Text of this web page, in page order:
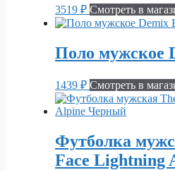
3519 ₽ Смотреть в
Поло мужское
1439 ₽ Смотреть в
Футболка
Face Lightning